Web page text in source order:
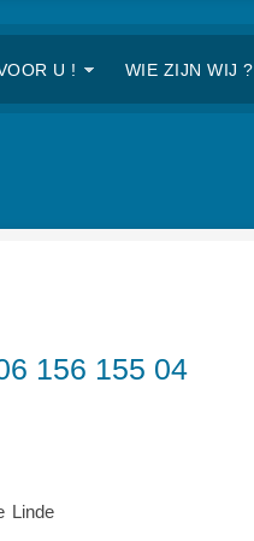
U ! WIE ZIJN WIJ ?
156 155 04
Linde